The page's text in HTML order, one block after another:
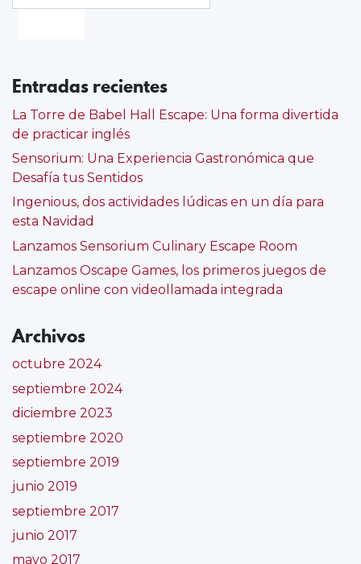
en
familia,
juegos
línea,
online,
familia,
oscape,
oscape
Entradas recientes
La Torre de Babel Hall Escape: Una forma divertida
de practicar inglés
Sensorium: Una Experiencia Gastronómica que
Desafía tus Sentidos
Ingenious, dos actividades lúdicas en un día para
esta Navidad
Lanzamos Sensorium Culinary Escape Room
Lanzamos Oscape Games, los primeros juegos de
escape online con videollamada integrada
Archivos
octubre 2024
septiembre 2024
diciembre 2023
septiembre 2020
septiembre 2019
junio 2019
septiembre 2017
junio 2017
mayo 2017